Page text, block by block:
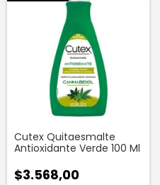
Cutex Quitaesmalte
Antioxidante Verde 100 Ml
$3.568,00